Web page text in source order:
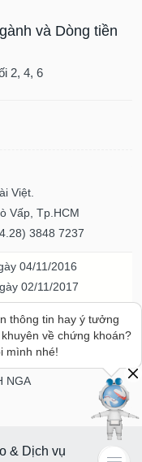
và Dòng tiền
2, 4, 6
Việt.
Vấp, Tp.HCM
3848 7237
04/11/2016
02/11/2017
20/07/2023
thông TPHCM
NGA
& Dịch vụ
thông tin hay ý tưởng
về chứng khoán?
mình nhé!